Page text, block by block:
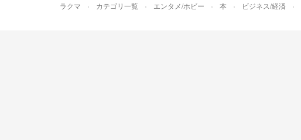
ラクマ カテゴリ一覧 エンタメ/ホビー 本 ビジネス/経済